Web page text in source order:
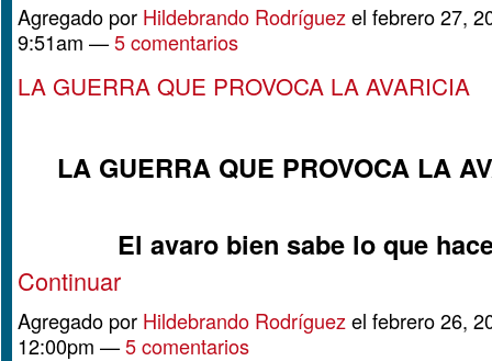
Agregado por Hildebrando Rodríguez el febrero 27,
9:51am —5 comentarios
LA GUERRA QUE PROVOCA LA AVARICIA
LA GUERRA QUE PROVOCA LA
El avaro bien sabe lo que
Continuar
Agregado por Hildebrando Rodríguez el febrero 26,
12:00pm —5 comentarios